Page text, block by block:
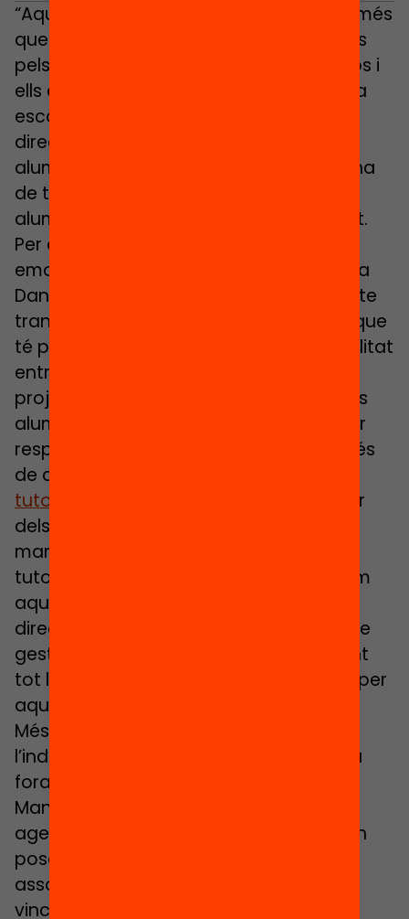
“Aquest confinament ens hem adonat més
que mai que hi ha dos coses importants
pels nostres alumnes: ells per si mateixos i
ells com a part d’un tot, d’un grup, d’una
escola, d’una societat…”, reflexiona la
directora. Treballar les emocions dels
alumnes és fonamental, però també s’ha
de treballar molt el vincle perquè els
alumnes se sentin part d’una comunitat.
Per assolir aquest acompanyament
emocional tan necessari, l’institut escola
Daniel Mangrané ha dissenyat el projecte
transversal per aquest curs: “Dins teu”, que
té per objectiu donar resposta a la dualitat
entre l’individu i el col·lectiu. Aquest
projecte serveix com a vincle per unir els
alumes de totes les edats i busca donar
resposta a les seves necessitats a través
de diferents recursos.
tutorització
, una peça clau pel benestar
dels alumes i que al Mangrané es fa de
manera intensiva. “Tenim una hora de
tutoria que es diu “Dins teu” on treballem
aquest acompanyament”, explica la
directora, “a més, tenim una comissió de
gestió emocional que s’ha estat trobant
tot l’estiu i que ha marcat els objectius per
aquest curs”.
Més enllà del treball amb l’alumne com
l’individu, també hi ha estratègies cap a
fora. Uns dels objectius aquest curs al
Mangrané és teixir xarxes amb altres
agents. Així, des de l’institut escola s’han
posat en contacte amb entitats,
associacions i altres professionals per
vincular els alumnes amb el seu entorn.